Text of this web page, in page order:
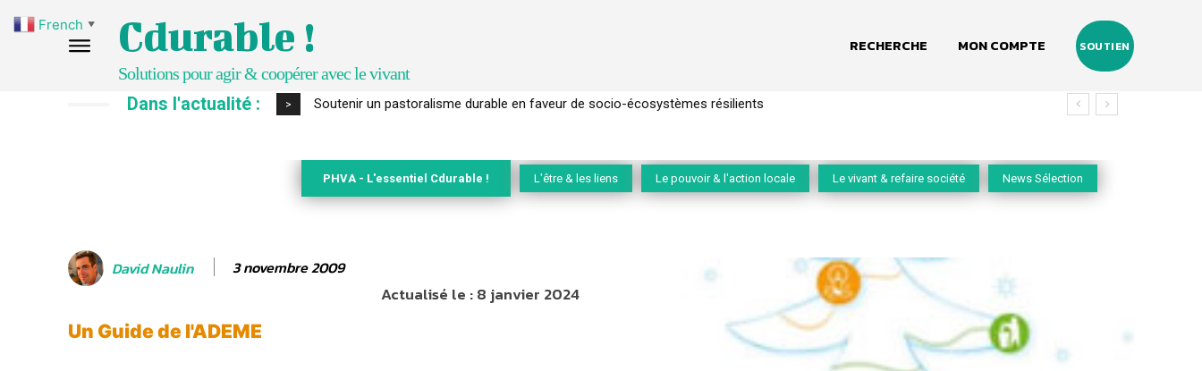
Cdurable !
Solutions pour agir & coopérer avec le vivant
RECHERCHE MON COMPTE SOUTIEN
Dans l'actualité : > S’inspirer de l’arbre pour un modèle économique régénératif du vivant …
PHVA - L'essentiel Cdurable ! L'être & les liens Le pouvoir & l'action locale Le vivant & refaire société News Sélection
David Naulin 3 novembre 2009
Actualisé le :8 janvier 2024
Un Guide de l'ADEME
French ▼